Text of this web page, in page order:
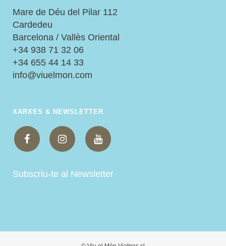
Mare de Déu del Pilar 112
Cardedeu
Barcelona / Vallès Oriental
+34 938 71 32 06
+34 655 44 14 33
info@viuelmon.com
XARXES & NEWSLETTER
Subscriu-te al Newsletter